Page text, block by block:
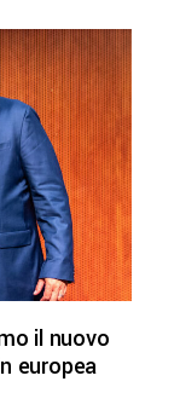
il nuovo
europea